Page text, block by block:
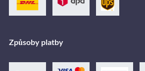
Způsoby platby